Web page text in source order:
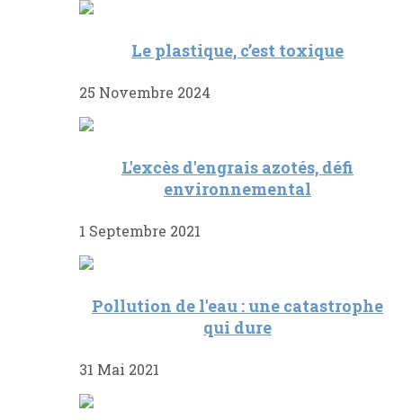
Le plastique, c’est toxique
25 Novembre 2024
L'excès d'engrais azotés, défi
environnemental
1 Septembre 2021
Pollution de l'eau : une catastrophe
qui dure
31 Mai 2021